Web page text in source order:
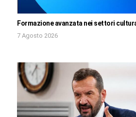
Formazione avanzata nei settori
7 Agosto 2026